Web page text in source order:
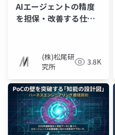
AIエージェントの精度
を担保・改善する仕組
(株)松尾研
究所
3.8K